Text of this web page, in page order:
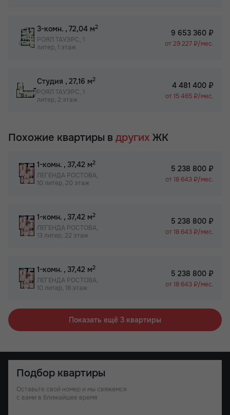
3-комн. , 72,04 м2
РОЯЛ ТАУЭРС, 1
литер, 1 этаж
9 653 360 ₽
от 29 227 ₽/мес.
Студия , 27,16 м2
РОЯЛ ТАУЭРС, 1
литер, 2 этаж
4 481 400 ₽
от 15 465 ₽/мес.
Похожие квартиры в других ЖК
1-комн. , 37,42 м2
ЛЕГЕНДА РОСТОВА,
10 литер, 20 этаж
5 238 800 ₽
от 18 643 ₽/мес.
1-комн. , 37,42 м2
ЛЕГЕНДА РОСТОВА,
13 литер, 22 этаж
5 238 800 ₽
от 18 643 ₽/мес.
1-комн. , 37,42 м2
ЛЕГЕНДА РОСТОВА,
10 литер, 18 этаж
5 238 800 ₽
от 18 643 ₽/мес.
Показать ещё 3 квартиры
Подбор квартиры
Оставьте свой номер и мы свяжемся
с вами в ближайшее время